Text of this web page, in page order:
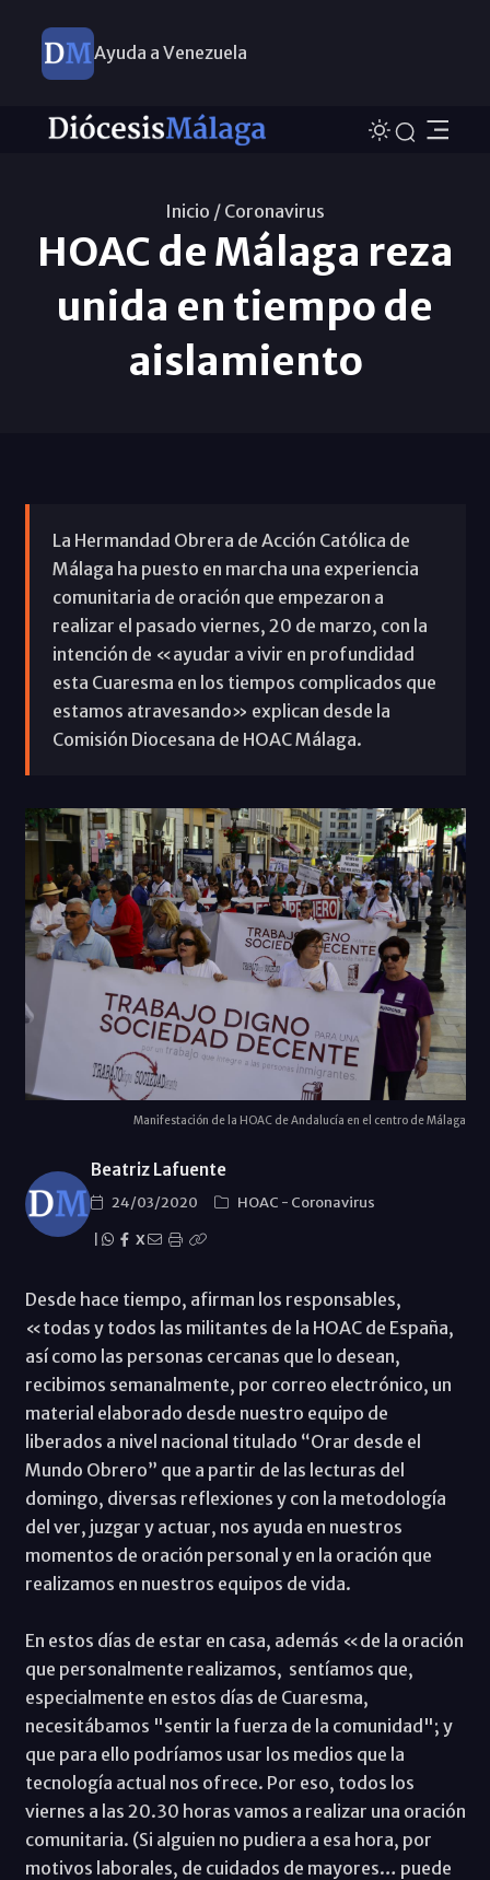
Ayuda a Venezuela
Inicio / Coronavirus
HOAC de Málaga reza
unida en tiempo de
aislamiento
La Hermandad Obrera de Acción Católica de
Málaga ha puesto en marcha una experiencia
comunitaria de oración que empezaron a
realizar el pasado viernes, 20 de marzo, con la
intención de «ayudar a vivir en profundidad
esta Cuaresma en los tiempos complicados que
estamos atravesando» explican desde la
Comisión Diocesana de HOAC Málaga.
Manifestación de la HOAC de Andalucía en el centro de Málaga
Beatriz Lafuente
24/03/2020 HOAC - Coronavirus
X
Desde hace tiempo, afirman los responsables,
«todas y todos las militantes de la HOAC de España,
así como las personas cercanas que lo desean,
recibimos semanalmente, por correo electrónico, un
material elaborado desde nuestro equipo de
liberados a nivel nacional titulado “Orar desde el
Mundo Obrero” que a partir de las lecturas del
domingo, diversas reflexiones y con la metodología
del ver, juzgar y actuar, nos ayuda en nuestros
momentos de oración personal y en la oración que
realizamos en nuestros equipos de vida.
En estos días de estar en casa, además «de la oración
que personalmente realizamos, sentíamos que,
especialmente en estos días de Cuaresma,
necesitábamos "sentir la fuerza de la comunidad"; y
que para ello podríamos usar los medios que la
tecnología actual nos ofrece. Por eso, todos los
viernes a las 20.30 horas vamos a realizar una oración
comunitaria. (Si alguien no pudiera a esa hora, por
motivos laborales, de cuidados de mayores… puede